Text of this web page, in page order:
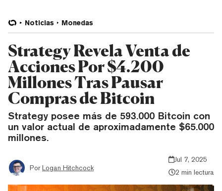
Noticias Monedas
Strategy Revela Venta de
Acciones Por $4.200
Millones Tras Pausar
Compras de Bitcoin
Strategy posee más de 593.000 Bitcoin con
un valor actual de aproximadamente $65.000
millones.
Por Logan Hitchcock
Jul 7, 2025
2 min lectura